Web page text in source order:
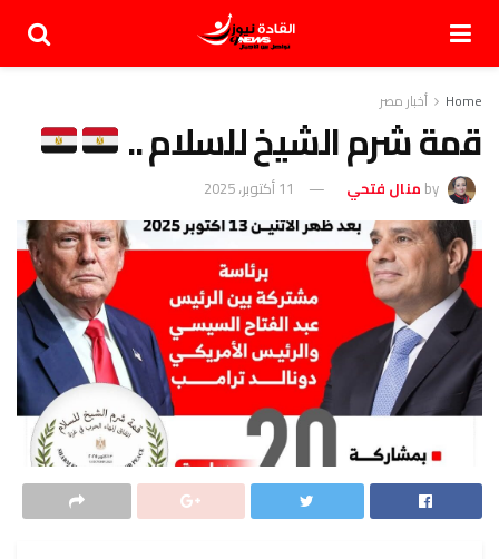
Home أخبار مصر
قمة شرم الشيخ للسلام ..
by منال فتحي 11 أكتوبر، 2025